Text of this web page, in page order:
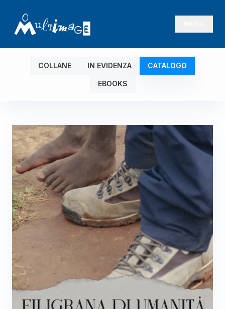
COLLANE IN EVIDENZA CATALOGO
EBOOKS